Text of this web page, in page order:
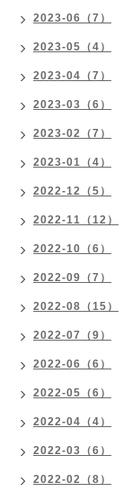
2023-06（7）
2023-05（4）
2023-04（7）
2023-03（6）
2023-02（7）
2023-01（4）
2022-12（5）
2022-11（12）
2022-10（6）
2022-09（7）
2022-08（15）
2022-07（9）
2022-06（6）
2022-05（6）
2022-04（4）
2022-03（6）
2022-02（8）